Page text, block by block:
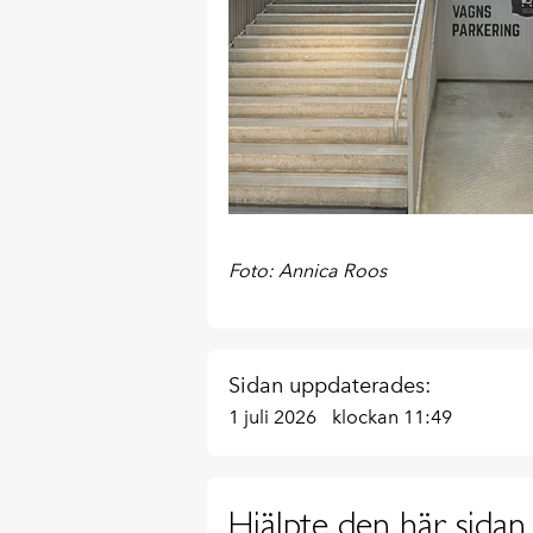
Foto: Annica Roos
Sidan uppdaterades:
1 juli 2026 klockan 11:49
Hjälpte den här sidan